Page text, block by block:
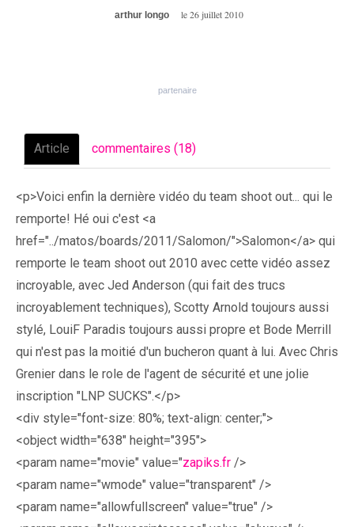
arthur longo le 26 juillet 2010
Article commentaires (18)
<p>Voici enfin la dernière vidéo du team shoot out... qui le
remporte! Hé oui c'est <a
href="../matos/boards/2011/Salomon/">Salomon</a> qui
remporte le team shoot out 2010 avec cette vidéo assez
incroyable, avec Jed Anderson (qui fait des trucs
incroyablement techniques), Scotty Arnold toujours aussi
stylé, LouiF Paradis toujours aussi propre et Bode Merrill
qui n'est pas la moitié d'un bucheron quant à lui. Avec Chris
Grenier dans le role de l'agent de sécurité et une jolie
inscription "LNP SUCKS".</p>
<div style="font-size: 80%; text-align: center;">
<object width="638" height="395">
<param name="movie" value="zapiks.fr />
<param name="wmode" value="transparent" />
<param name="allowfullscreen" value="true" />